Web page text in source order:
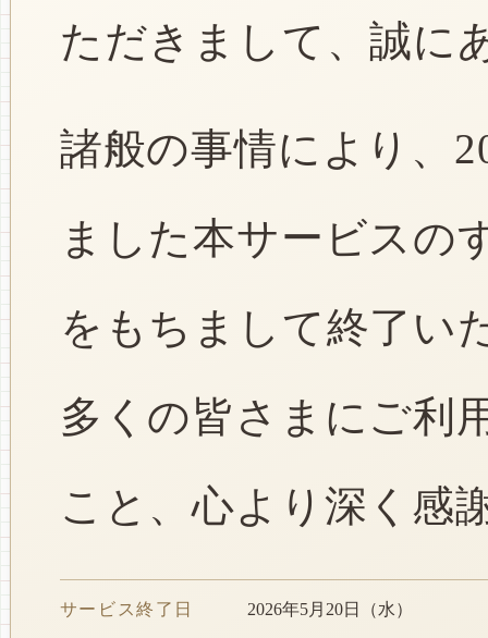
ただきまして、誠に
諸般の事情により、
ました本サービスの
をもちまして終了い
多くの皆さまにご利
こと、心より深く感
サービス終了日 2026年5月20日（水）